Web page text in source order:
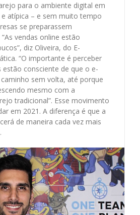
para o ambiente digital em
atípica – e sem muito tempo
se preparassem
vendas online estão
diz Oliveira, do E-
“O importante é perceber
estão consciente de que o e-
sem volta, até porque
mesmo com a
tradicional”. Esse movimento
em 2021. A diferença é que a
de maneira cada vez mais